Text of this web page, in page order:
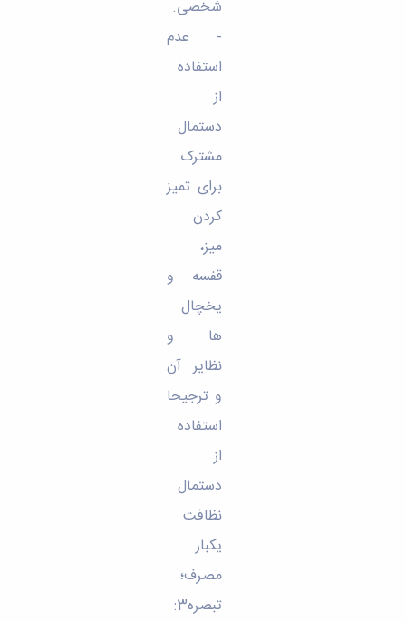
شخصی.
- عدم
استفاده
از
دستمال
مشترک
برای تمیز
کردن
میز،
قفسه و
یخچال
ها و
نظایر آن
و ترجیحا
استفاده
از
دستمال
نظافت
یکبار
مصرف؛
تبصره3: